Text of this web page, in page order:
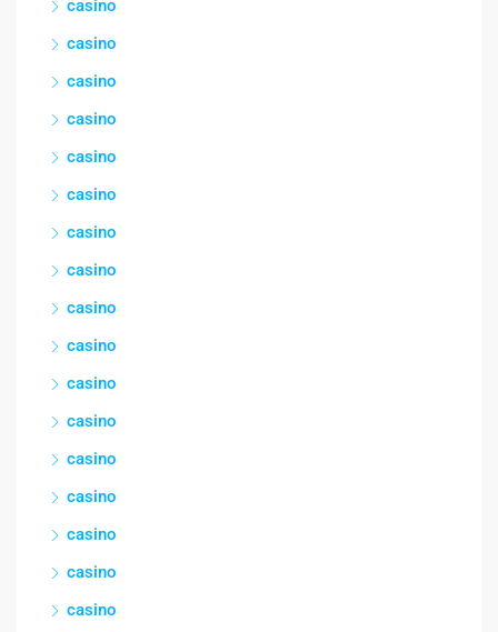
casino
casino
casino
casino
casino
casino
casino
casino
casino
casino
casino
casino
casino
casino
casino
casino
casino